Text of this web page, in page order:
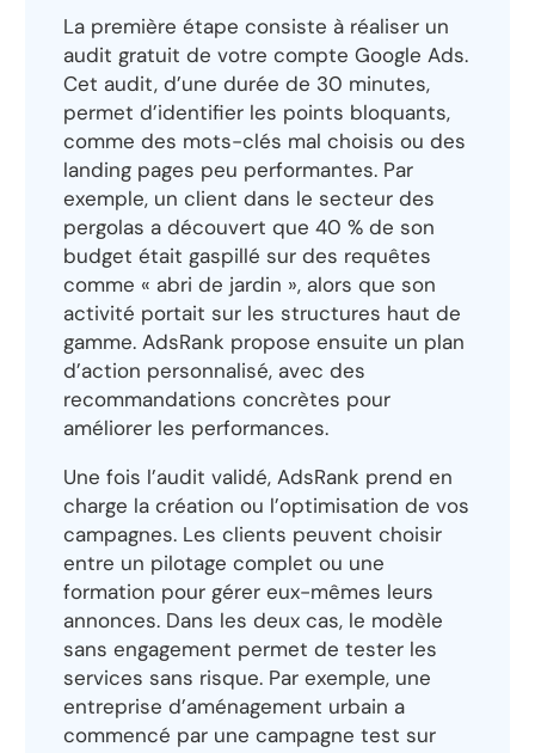
La première étape consiste à réaliser un
audit gratuit de votre compte Google Ads.
Cet audit, d’une durée de 30 minutes,
permet d’identifier les points bloquants,
comme des mots-clés mal choisis ou des
landing pages peu performantes. Par
exemple, un client dans le secteur des
pergolas a découvert que 40 % de son
budget était gaspillé sur des requêtes
comme « abri de jardin », alors que son
activité portait sur les structures haut de
gamme. AdsRank propose ensuite un plan
d’action personnalisé, avec des
recommandations concrètes pour
améliorer les performances.
Une fois l’audit validé, AdsRank prend en
charge la création ou l’optimisation de vos
campagnes. Les clients peuvent choisir
entre un pilotage complet ou une
formation pour gérer eux-mêmes leurs
annonces. Dans les deux cas, le modèle
sans engagement permet de tester les
services sans risque. Par exemple, une
entreprise d’aménagement urbain a
commencé par une campagne test sur